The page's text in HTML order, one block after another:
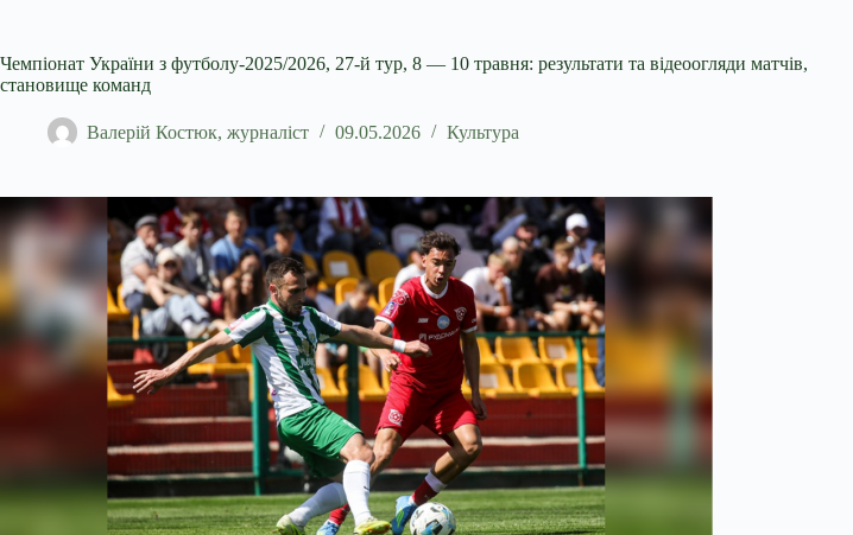
Чемпіонат України з футболу-2025/2026, 27-й тур, 8 — 10 травня: результати та відеоогляди матчів,
становище команд
Валерій Костюк, журналіст 09.05.2026 Культура